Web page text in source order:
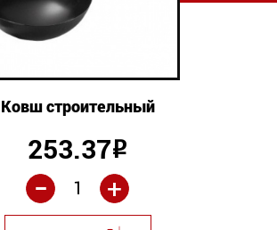
Ковш строительный
253.37Р
+
-